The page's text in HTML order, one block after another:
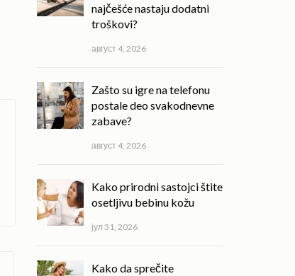
najčešće nastaju dodatni
troškovi?
август 4, 2026
Zašto su igre na telefonu
postale deo svakodnevne
zabave?
август 4, 2026
Kako prirodni sastojci štite
osetljivu bebinu kožu
јул 31, 2026
Kako da sprečite